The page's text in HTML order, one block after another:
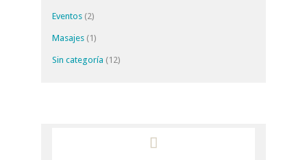
Eventos (2)
Masajes (1)
Sin categoría (12)
